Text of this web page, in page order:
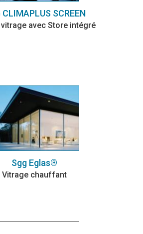
CLIMAPLUS SCREEN
avec Store intégré
Sgg Eglas®
Vitrage chauffant